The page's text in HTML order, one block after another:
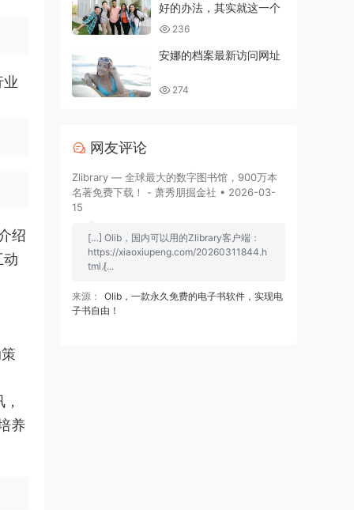
业
绍
动
养
好的办法，其实就这一个
236
安娜的档案最新访问网址
274
网友评论
Zlibrary — 全球最大的数字图书馆，900万本
名著免费下载！ - 萧秀朋掘金社 • 2026-03-
15
[…] Olib，国内可以用的Zlibrary客户端：
https://xiaoxiupeng.com/20260311844.h
tml [̷...
来源：
Olib，一款永久免费的电子书软件，实现电
子书自由！